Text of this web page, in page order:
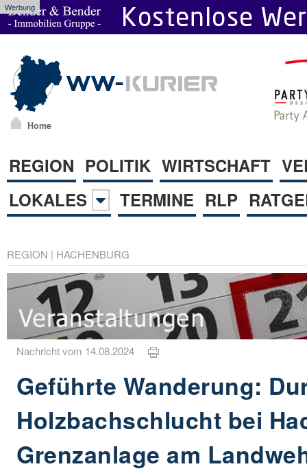
Werbung
Home
REGION POLITIK WIRTSCHAFT
LOKALES
TERMINE RLP
REGION | HACHENBURG
Nachricht vom 14.08.2024
Geführte Wanderung:
Holzbachschlucht bei
Grenzanlage am